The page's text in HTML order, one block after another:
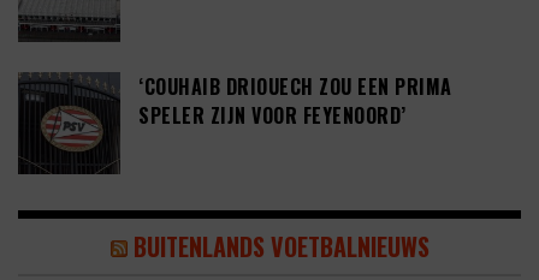
‘COUHAIB DRIOUECH ZOU EEN PRIMA
SPELER ZIJN VOOR FEYENOORD’
BUITENLANDS VOETBALNIEUWS